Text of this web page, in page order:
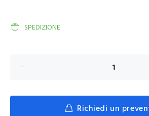
SPEDIZIONE
Richiedi un